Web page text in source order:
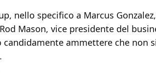
nello specifico a Marcus
Mason, vice presidente del
ammettere che non